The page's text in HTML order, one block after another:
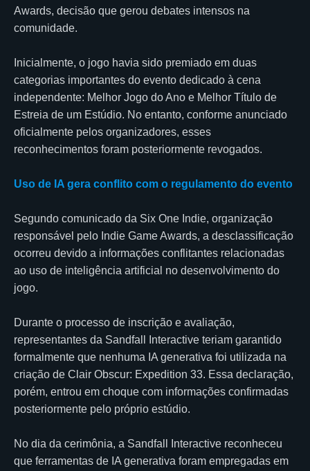
Awards, decisão que gerou debates intensos na
comunidade.
Inicialmente, o jogo havia sido premiado em duas
categorias importantes do evento dedicado à cena
independente: Melhor Jogo do Ano e Melhor Título de
Estreia de um Estúdio. No entanto, conforme anunciado
oficialmente pelos organizadores, esses
reconhecimentos foram posteriormente revogados.
Uso de IA gera conflito com o regulamento do evento
Segundo comunicado da Six One Indie, organização
responsável pelo Indie Game Awards, a desclassificação
ocorreu devido a informações conflitantes relacionadas
ao uso de inteligência artificial no desenvolvimento do
jogo.
Durante o processo de inscrição e avaliação,
representantes da Sandfall Interactive teriam garantido
formalmente que nenhuma IA generativa foi utilizada na
criação de Clair Obscur: Expedition 33. Essa declaração,
porém, entrou em choque com informações confirmadas
posteriormente pelo próprio estúdio.
No dia da cerimônia, a Sandfall Interactive reconheceu
que ferramentas de IA generativa foram empregadas em